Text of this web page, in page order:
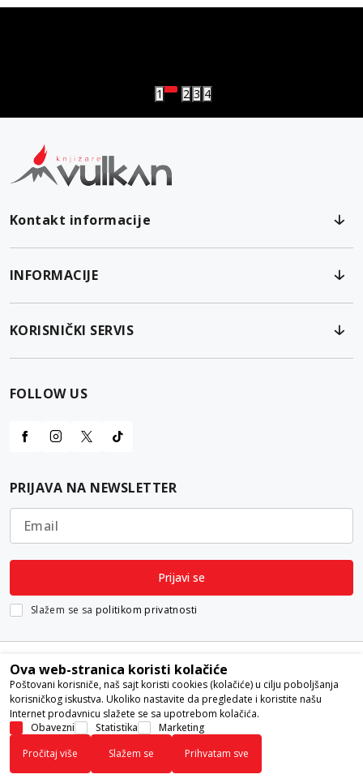
1 2 3 4
Kontakt informacije
INFORMACIJE
KORISNIČKI SERVIS
FOLLOW US
PRIJAVA NA NEWSLETTER
Email
Prijavi se
Slažem se sa politikom privatnosti
Nastojimo da budemo što precizniji u opisu proizvoda, prikazu slika i
samih cena, ali ne možemo garantovati da su sve informacije kompletne i
bez grešaka. Svi artikli prikazani na sajtu su deo naše ponude i ne
podrazumeva da su dostupni u svakom trenutku.
Ova web-stranica koristi kolačiće
Poštovani korisniče, naš sajt koristi cookies (kolačiće) u cilju poboljšanja
korisničkog iskustva. Ukoliko nastavite da pregledate i koristite našu
Internet prodavnicu slažete se sa upotrebom kolačića.
Obavezni
Statistika
Marketing
Pročitaj više
Slažem se Prihvatam sve